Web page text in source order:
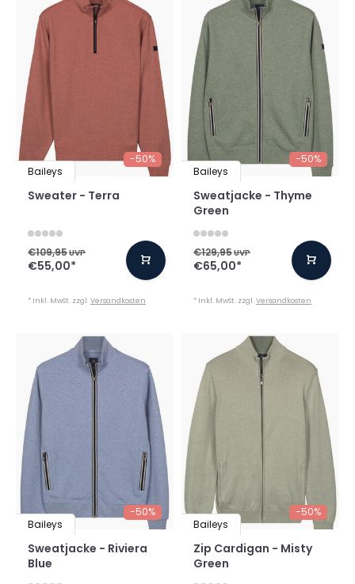
-50%
Baileys
Sweater - Terra
€109,95UVP
€55,00*
* Inkl. MwSt. zzgl. Versandkosten
-50%
Baileys
Sweatjacke - Thyme
Green
€129,95UVP
€65,00*
* Inkl. MwSt. zzgl. Versandkosten
-50%
Baileys
Sweatjacke - Riviera
Blue
-50%
Baileys
Zip Cardigan - Misty
Green